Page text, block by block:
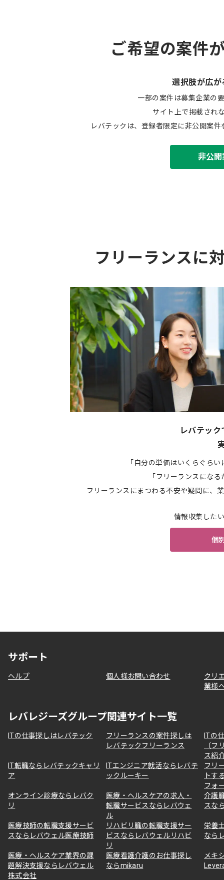
ご希望の案件
選択肢が広が
一部の案件は募集企業の
サイト上で掲載され
レバテックは、登録者限定に非公開案
非公
フリーランスに
レバテッ
「自分の単価はいくらぐら
「フリーランスにな
フリーランスにまつわる不安や疑問に、
情報収集した
個
サポート
ヘルプ 個人様お問い合わせ
クリ
業様
レバレジーズグループ関連サイト一覧
ITの仕事探しはレバテック
フリーランスの案件探しは
レバテックフリーランス
ITの
（フ
ス紹
IT転職ならレバテックキャリ
ア
ITエンジニア就活ならレバテ
ックルーキー
フリ
トす
フォ
オンライン診療ならレバク
リ
医療・ヘルスケアの求人・
転職サービスならレバウェ
ル
介護
スな
医療技師の転職支援サービ
スならレバウェル医療技師
リハビリ職の転職支援サー
ビスならレバウェルリハビ
リ
栄養
なら
医療・ヘルスケア業界の課
題解決支援ならレバウェル
株式会社
医療看護介護のお仕事探し
ならmikaru
メキ